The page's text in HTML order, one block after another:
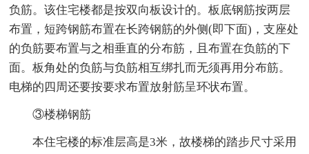
负筋。该住宅楼都是按双向板设计的。板底钢筋按两层
布置，短跨钢筋布置在长跨钢筋的外侧(即下面)，支座处
的负筋要布置与之相垂直的分布筋，且布置在负筋的下
面。板角处的负筋与负筋相互绑扎而无须再用分布筋。
电梯的四周还要按要求布置放射筋呈环状布置。
③楼梯钢筋
本住宅楼的标准层高是3米，故楼梯的踏步尺寸采用